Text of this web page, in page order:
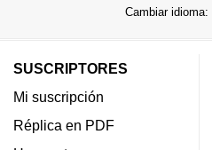
Cambiar idioma:
SUSCRIPTORES
Mi suscripción
Réplica en PDF